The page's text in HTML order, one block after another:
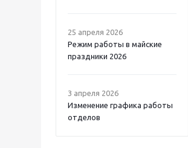
25 апреля 2026
Режим работы в майские
праздники 2026
3 апреля 2026
Изменение графика работы
отделов